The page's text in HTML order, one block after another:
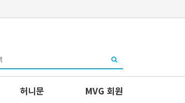
허니문 MVG 회원